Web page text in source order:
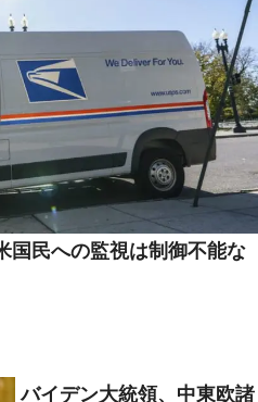
国民への監視は制御不能な
バイデン大統領、中東欧諸